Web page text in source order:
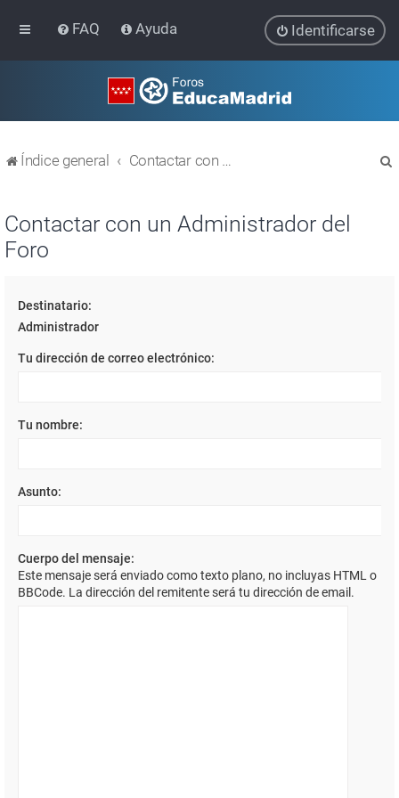
FAQ Ayuda Identificarse
Índice general Contactar con un Administrador del Foro
Contactar con un Administrador del
Foro
Destinatario:
Administrador
Tu dirección de correo electrónico:
Tu nombre:
Asunto:
Cuerpo del mensaje:
Este mensaje será enviado como texto plano, no incluyas HTML o
BBCode. La dirección del remitente será tu dirección de email.